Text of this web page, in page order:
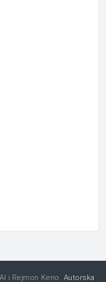
AI i Rejmon Keno. Autorska